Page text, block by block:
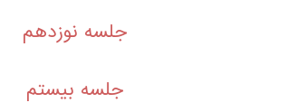
جلسه نوزدهم
جلسه بیستم